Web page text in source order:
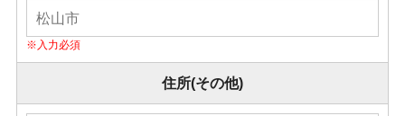
住所(その他)